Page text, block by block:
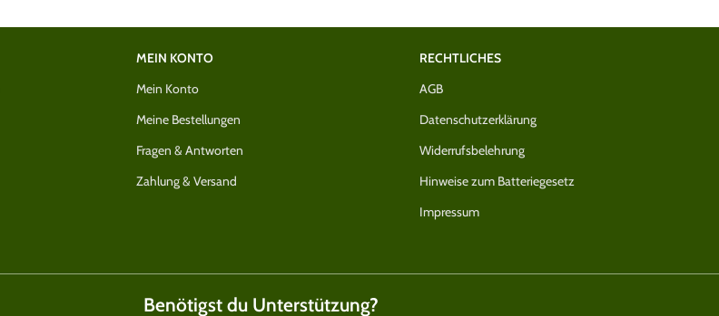
MEIN KONTO
Mein Konto
Meine Bestellungen
Fragen & Antworten
Zahlung & Versand
RECHTLICHES
AGB
Datenschutzerklärung
Widerrufsbelehrung
Hinweise zum Batteriegesetz
Impressum
Benötigst du Unterstützung?